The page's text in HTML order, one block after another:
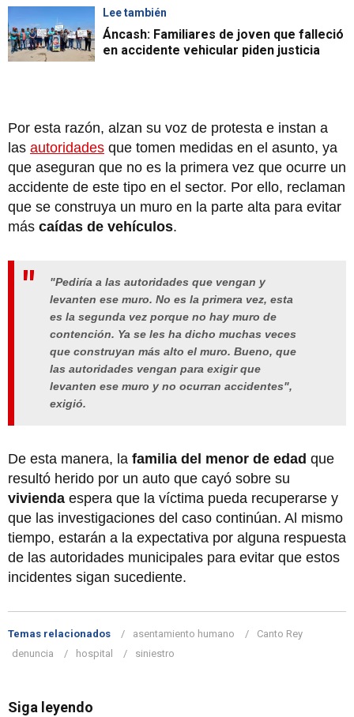
Lee también
Áncash: Familiares de joven que falleció
en accidente vehicular piden justicia
Por esta razón, alzan su voz de protesta e instan a
las autoridades que tomen medidas en el asunto, ya
que aseguran que no es la primera vez que ocurre un
accidente de este tipo en el sector. Por ello, reclaman
que se construya un muro en la parte alta para evitar
más caídas de vehículos.
"Pediría a las autoridades que vengan y
levanten ese muro. No es la primera vez, esta
es la segunda vez porque no hay muro de
contención. Ya se les ha dicho muchas veces
que construyan más alto el muro. Bueno, que
las autoridades vengan para exigir que
levanten ese muro y no ocurran accidentes",
exigió.
De esta manera, la familia del menor de edad que
resultó herido por un auto que cayó sobre su
vivienda espera que la víctima pueda recuperarse y
que las investigaciones del caso continúan. Al mismo
tiempo, estarán a la expectativa por alguna respuesta
de las autoridades municipales para evitar que estos
incidentes sigan sucediente.
Temas relacionados asentamiento humano
Canto Rey
denuncia
hospital siniestro
Siga leyendo